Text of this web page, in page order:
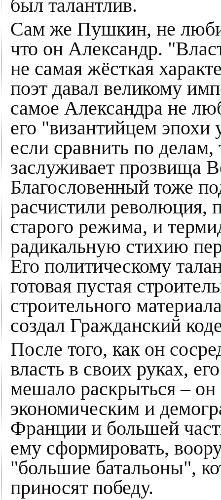
был талантлив.
Сам же Пушкин, не
что он Александр.
не самая жёсткая
поэт давал великому
самое Александра не
его "византийцем
если сравнить по
заслуживает прозвища
Благословенный тоже
расчистили революция,
старого режима, и
радикальную стихию
Его политическому
готовая пустая
строительного
создал Гражданский
После того, как он
власть в своих руках,
мешало раскрыться –
экономическим и
Франции и большей
ему сформировать,
"большие батальоны",
приносят победу.